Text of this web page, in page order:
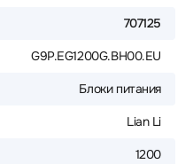
707125
G9P.EG1200G.BH00.EU
Блоки питания
Lian Li
1200